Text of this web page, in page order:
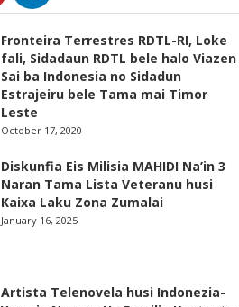
Fronteira Terrestres RDTL-RI, Loke
fali, Sidadaun RDTL bele halo Viazen
Sai ba Indonesia no Sidadun
Estrajeiru bele Tama mai Timor
Leste
October 17, 2020
Diskunfia Eis Milisia MAHIDI Na’in 3
Naran Tama Lista Veteranu husi
Kaixa Laku Zona Zumalai
January 16, 2025
Artista Telenovela husi Indonezia-